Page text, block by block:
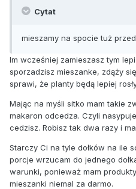
Cytat
mieszamy na spocie tuż
Im wcześniej zamieszasz tym
sporzadzisz mieszanke, zdąży
sprawi, że planty będą lepiej
Mając na myśli sitko mam takie
makaron odcedza. Czyli
cedzisz. Robisz tak dwa razy i
Starczy Ci na tyle dołków na ile
porcje wrzucam do jednego
warunki, ponieważ mam
mieszanki niemal za darmo.